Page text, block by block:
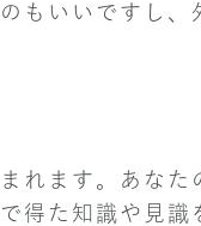
もいいですし
れます。あな
得た知識や見